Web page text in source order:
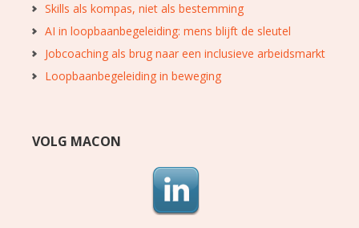
Skills als kompas, niet als bestemming
AI in loopbaanbegeleiding: mens blijft de sleutel
Jobcoaching als brug naar een inclusieve arbeidsmarkt
Loopbaanbegeleiding in beweging
VOLG MACON